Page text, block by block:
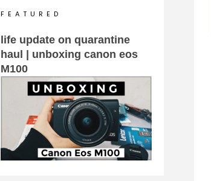
F E A T U R E D
life update on quarantine
haul | unboxing canon eos
M100